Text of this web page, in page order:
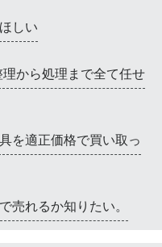
しい
から処理まで全て任せ
を適正価格で買い取っ
売れるか知りたい。